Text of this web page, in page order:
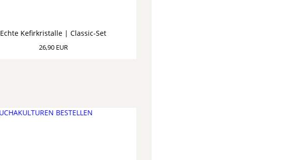
Echte Kefirkristalle | Classic-Set
26,90 EUR